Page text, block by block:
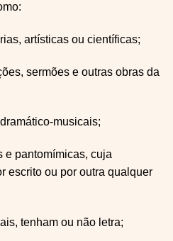
artísticas ou científicas;
sermões e outras obras da
musicais;
e pantomímicas, cuja
escrito ou por outra qualquer
tenham ou não letra;